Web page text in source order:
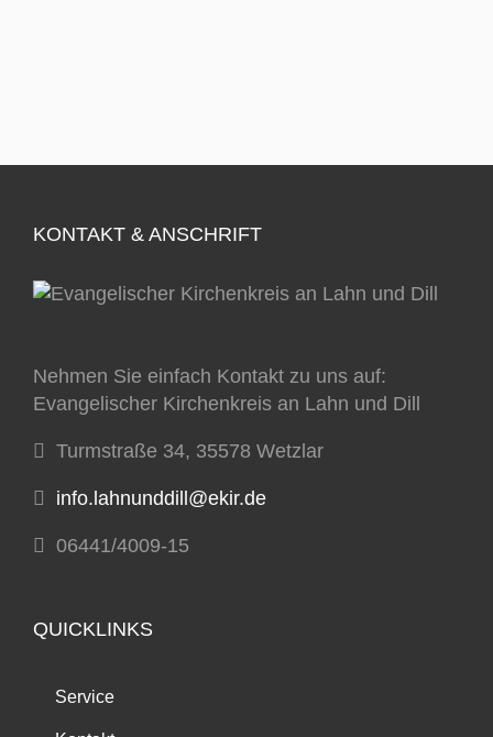
KONTAKT & ANSCHRIFT
Nehmen Sie einfach Kontakt zu uns auf:
Evangelischer Kirchenkreis an Lahn und Dill
Turmstraße 34, 35578 Wetzlar
info.lahnunddill@ekir.de
06441/4009-15
QUICKLINKS
Service